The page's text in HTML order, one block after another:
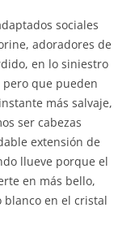
sociales
adoradores de
en lo siniestro
que pueden
más salvaje,
ser cabezas
extensión de
llueve porque el
en más bello,
en el cristal